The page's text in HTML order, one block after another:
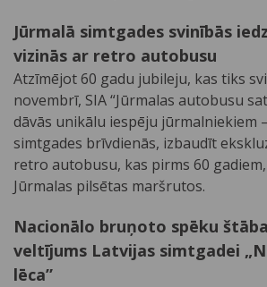
Jūrmalā simtgades svinībās
vizinās ar retro autobusu
Atzīmējot 60 gadu jubileju, kas tiks
novembrī, SIA “Jūrmalas autobusu
dāvās unikālu iespēju jūrmalniekiem
simtgades brīvdienās, izbaudīt
retro autobusu, kas pirms 60
Jūrmalas pilsētas maršrutos.
Nacionālo bruņoto spēku
veltījums Latvijas simtgadei
lēca”